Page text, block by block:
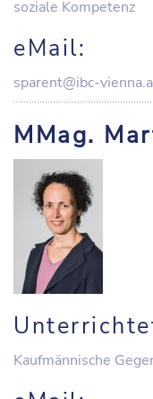
soziale Kompetenz
eMail:
sparent@ibc-
MMag.
Kaufmännische